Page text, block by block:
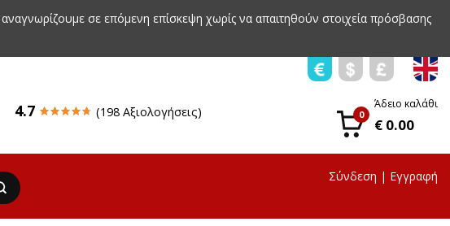
σε επόμενη επίσκεψη χωρίς να απαιτηθούν στοιχεία πρόσβασης
4.7 (198 Αξιολογήσεις) 0
Άδειο καλάθι
€ 0.00
Σύνδεση | Εγγραφή